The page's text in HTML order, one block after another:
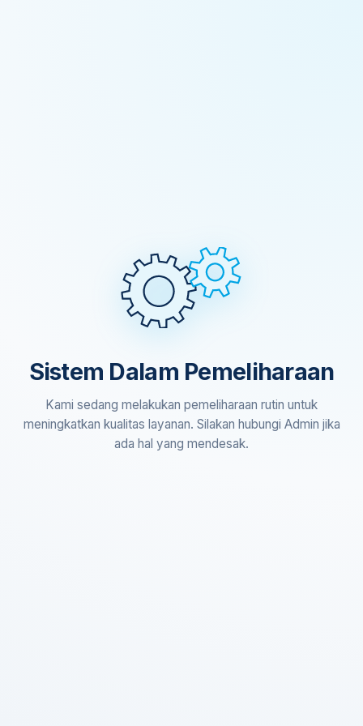
Sistem Dalam Pemeliharaan
Kami sedang melakukan pemeliharaan rutin untuk
meningkatkan kualitas layanan. Silakan hubungi Admin jika
ada hal yang mendesak.